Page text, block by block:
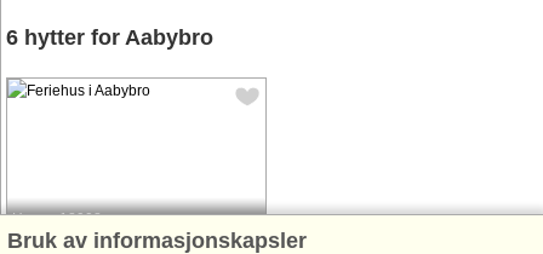
6 hytter for Aabybro
Husnr: 18908
Bruk av informasjonskapsler